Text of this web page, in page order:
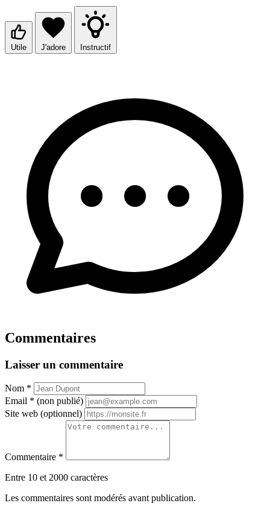
Utile J'adore Instructif
Commentaires
Laisser un commentaire
Nom *
Email * (non publié)
Site web (optionnel)
Commentaire *
Entre 10 et 2000 caractères
Les commentaires sont modérés avant publication.